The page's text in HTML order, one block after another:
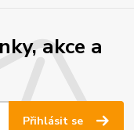
akce a
Přihlásit se